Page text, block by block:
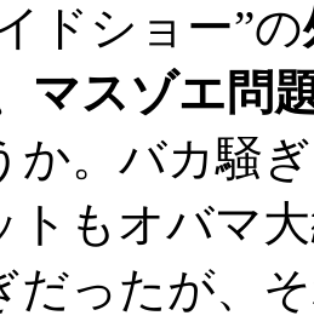
ドショー”の
マスゾエ問
か。バカ騒
トもオバマ
だったが、